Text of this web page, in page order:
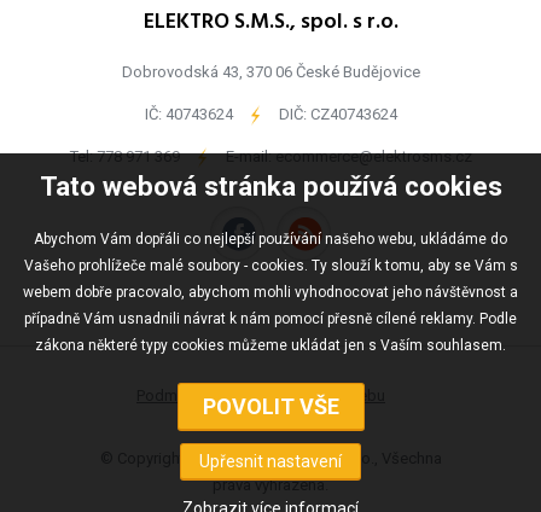
Tato webová stránka používá cookies
Abychom Vám dopřáli co nejlepší používání našeho webu, ukládáme do
Vašeho prohlížeče malé soubory - cookies. Ty slouží k tomu, aby se Vám s
webem dobře pracovalo, abychom mohli vyhodnocovat jeho návštěvnost a
případně Vám usnadnili návrat k nám pomocí přesně cílené reklamy. Podle
zákona některé typy cookies můžeme ukládat jen s Vaším souhlasem.
ELEKTRO S.M.S., spol. s r.o.
Dobrovodská 43, 370 06 České Budějovice
IČ: 40743624 - DIČ: CZ40743624
Tel:778 971 369 - E-mail:ecommerce@elektrosms.cz
Podmínky užívání Mapa webu
© Copyright ELEKTRO S.M.S., spol s r.o., Všechna
práva vyhrazena.